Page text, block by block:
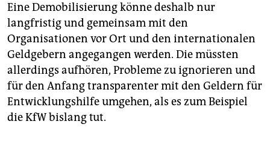
Eine Demobilisierung könne deshalb nur
langfristig und gemeinsam mit den
Organisationen vor Ort und den internationalen
Geldgebern angegangen werden. Die müssten
allerdings aufhören, Probleme zu ignorieren und
für den Anfang transparenter mit den Geldern für
Entwicklungshilfe umgehen, als es zum Beispiel
die KfW bislang tut.